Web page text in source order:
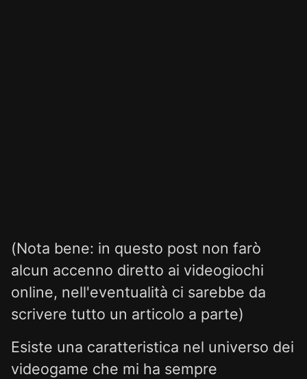
(Nota bene: in questo post non farò
alcun accenno diretto ai videogiochi
online, nell'eventualità ci sarebbe da
scrivere tutto un articolo a parte)
Esiste una caratteristica nel universo dei
videogame che mi ha sempre